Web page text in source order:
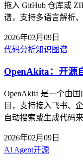
拖入 GitHub 仓库或
谱，支持多语言解析
2026年03月09日
代码分析知识图谱
OpenAkita：开源
OpenAkita 是一个由
目，支持接入飞书、
自动搜索或生成代码
2026年02月09日
AI Agent开源